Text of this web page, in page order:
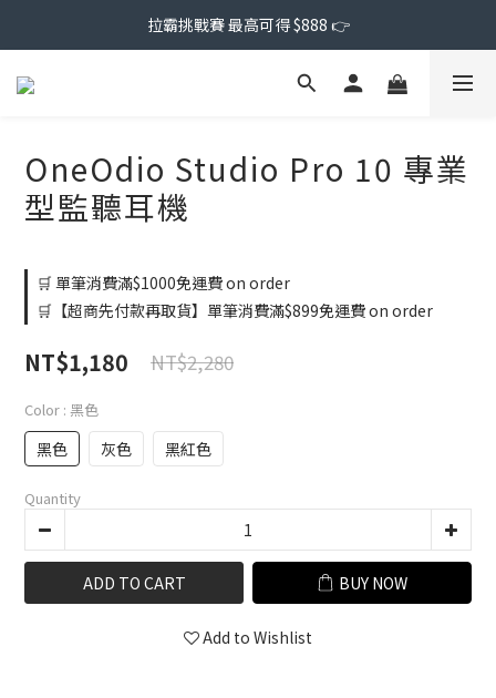
拉霸挑戰賽 最高可得 $888 👉
OneOdio Studio Pro 10 專業
型監聽耳機
🛒 單筆消費滿$1000免運費 on order
🛒【超商先付款再取貨】單筆消費滿$899免運費 on order
NT$1,180 NT$2,280
Color : 黑色
黑色 灰色 黑紅色
Quantity
ADD TO CART BUY NOW
Add to Wishlist